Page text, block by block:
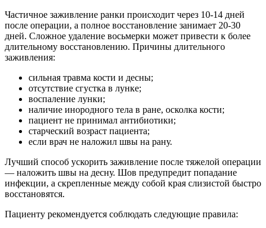
Частичное заживление ранки происходит через 10-14 дней
после операции, а полное восстановление занимает 20-30
дней. Сложное удаление восьмерки может привести к более
длительному восстановлению. Причины длительного
заживления:
сильная травма кости и десны;
отсутствие сгустка в лунке;
воспаление лунки;
наличие инородного тела в ране, осколка кости;
пациент не принимал антибиотики;
старческий возраст пациента;
если врач не наложил швы на рану.
Лучший способ ускорить заживление после тяжелой операции
— наложить швы на десну. Шов предупредит попадание
инфекции, а скрепленные между собой края слизистой быстро
восстановятся.
Пациенту рекомендуется соблюдать следующие правила: